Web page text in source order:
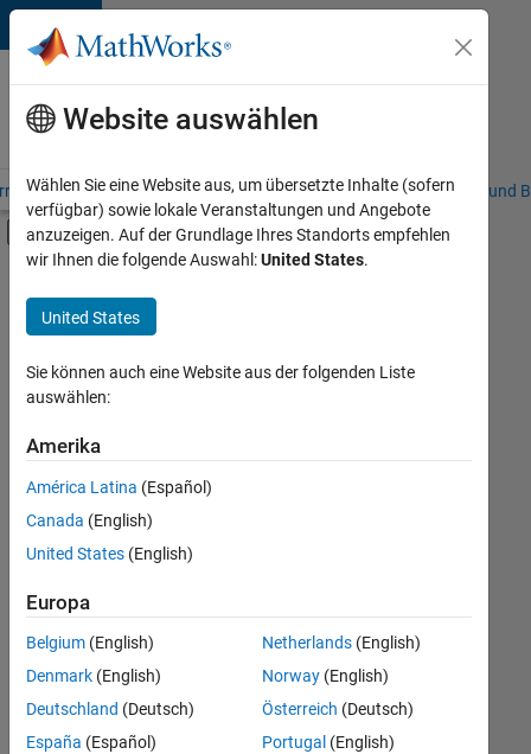
Weiter zum Inhalt
Karriere
bei
MathWorks
– Übersicht Stellensuche Niederlassungen Studierende und
Umschaltung für Off-Canvas-
Hauptinhalt
Praktika
Programm für Berufseinsteiger (EDG)
Advanced Support
Business Applications and Tools
Information Technology
Quality Engineering
Software Process Engineering
User Experience
+8
Derzeit
es
keine
offenen
Stellen,
Ihren
Suchkriterien
entsprechen.
können
die
Website auswählen
Wählen Sie eine Website aus, um übersetzte Inhalte (sofern
verfügbar) sowie lokale Veranstaltungen und Angebote
anzuzeigen. Auf der Grundlage Ihres Standorts empfehlen
wir Ihnen die folgende Auswahl:United States.
United States
Sie können auch eine Website aus der folgenden Liste
auswählen:
Amerika
América Latina (Español)
Canada (English)
United States (English)
Europa
Belgium (English)
Denmark (English)
Deutschland (Deutsch)
España (Español)
Netherlands(English)
Norway(English)
Österreich (Deutsch)
Portugal (English)